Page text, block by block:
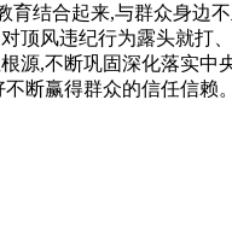
结合起来,与群众身
顶风违纪行为露头就
源,不断巩固深化落实
断赢得群众的信任信赖。